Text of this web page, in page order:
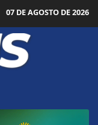
07 DE AGOSTO DE 2026